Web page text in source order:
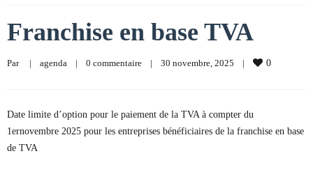
Franchise en base TVA
Par | agenda | 0 commentaire | 30 novembre, 2025 | 0
Date limite d’option pour le paiement de la TVA à compter du
1ernovembre 2025 pour les entreprises bénéficiaires de la franchise en base
de TVA